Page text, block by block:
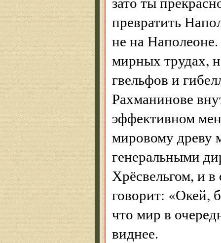
превратить
не на
мирных трудах,
гвельфов и
Рахманинове
эффективном
мировому древу
генеральными
Хрёсвельгом, и
говорит: «Окей,
что мир в
виднее.